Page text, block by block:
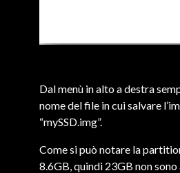
Dal menù in alto a destra
nome del file in cui salvare
“mySSD.img”.
Come si può notare la
8.6GB, quindi 23GB non